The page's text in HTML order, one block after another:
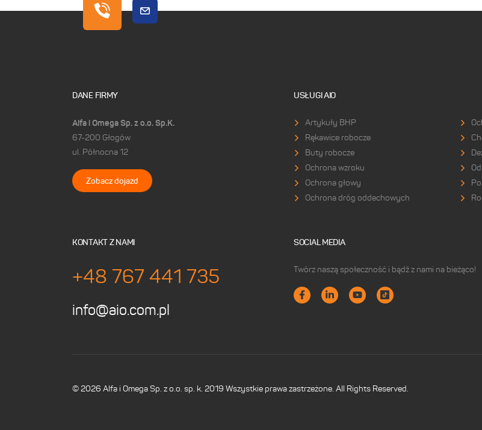
KONTAKT Z NAMI
+48 767 441 735
info@aio.com.pl
DANE FIRMY
Alfa i Omega Sp. z o.o. Sp.K.
67-200 Głogów
ul. Północna 12
Zobacz dojazd
USŁUGI AIO
Artykuły BHP
Rękawice robocze
Buty robocze
Ochrona wzroku
Ochrona głowy
Ochrona dróg oddechowych
SOCIAL MEDIA
Twórz naszą społeczność i bądź z nami na bieżąco!
© 2026 Alfa i Omega Sp. z o.o. sp. k. 2019 Wszystkie prawa zastrzeżone. All Rights Reserved.